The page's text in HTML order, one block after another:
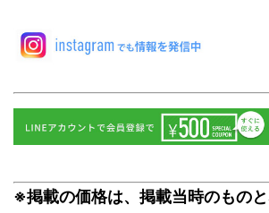
※掲載の価格は、掲載当時のもの